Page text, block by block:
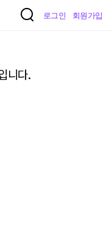
로그인 회원가입
니다.